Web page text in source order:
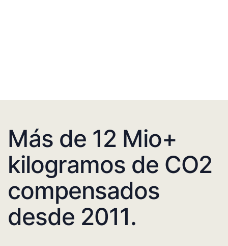
Más de 12 Mio+
kilogramos de CO2
compensados
desde 2011.